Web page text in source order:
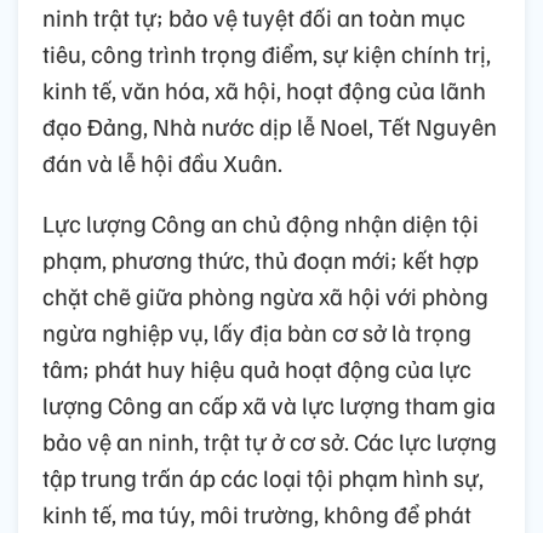
ninh trật tự; bảo vệ tuyệt đối an toàn mục
tiêu, công trình trọng điểm, sự kiện chính trị,
kinh tế, văn hóa, xã hội, hoạt động của lãnh
đạo Đảng, Nhà nước dịp lễ Noel, Tết Nguyên
đán và lễ hội đầu Xuân.
Lực lượng Công an chủ động nhận diện tội
phạm, phương thức, thủ đoạn mới; kết hợp
chặt chẽ giữa phòng ngừa xã hội với phòng
ngừa nghiệp vụ, lấy địa bàn cơ sở là trọng
tâm; phát huy hiệu quả hoạt động của lực
lượng Công an cấp xã và lực lượng tham gia
bảo vệ an ninh, trật tự ở cơ sở. Các lực lượng
tập trung trấn áp các loại tội phạm hình sự,
kinh tế, ma túy, môi trường, không để phát